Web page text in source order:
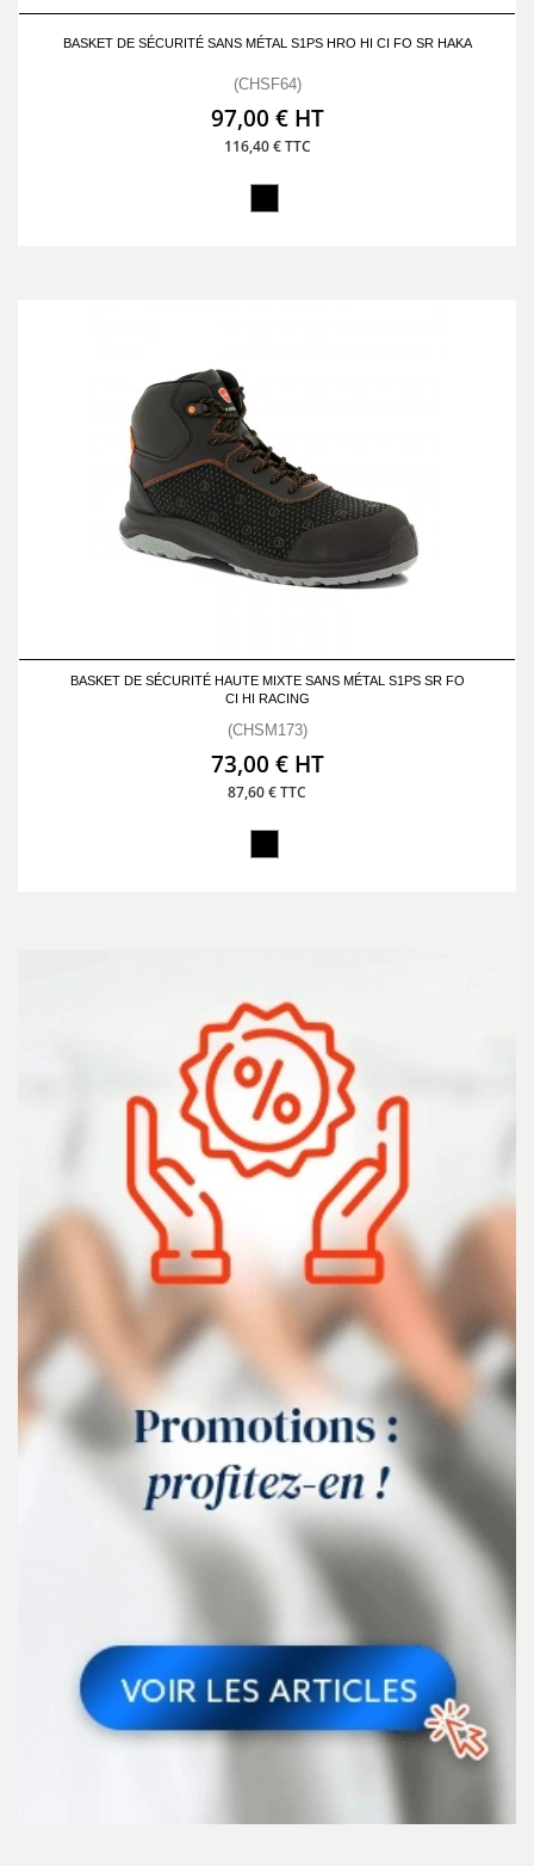
BASKET DE SÉCURITÉ SANS MÉTAL S1PS HRO HI CI FO SR HAKA
(CHSF64)
97,00 € HT
116,40 € TTC
BASKET DE SÉCURITÉ HAUTE MIXTE SANS MÉTAL S1PS SR FO
CI HI RACING
(CHSM173)
73,00 € HT
87,60 € TTC